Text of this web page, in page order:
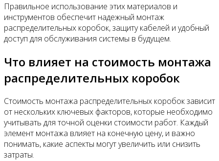
Правильное использование этих материалов и
инструментов обеспечит надежный монтаж
распределительных коробок, защиту кабелей и удобный
доступ для обслуживания системы в будущем.
Что влияет на стоимость монтажа
распределительных коробок
Стоимость монтажа распределительных коробок зависит
от нескольких ключевых факторов, которые необходимо
учитывать для точной оценки стоимости работ. Каждый
элемент монтажа влияет на конечную цену, и важно
понимать, какие аспекты могут увеличить или снизить
затраты.